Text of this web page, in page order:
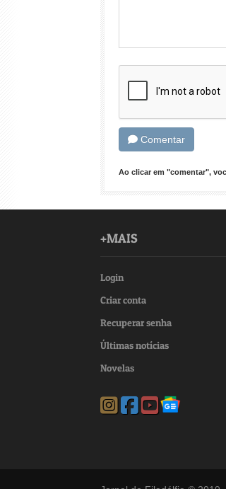
Comentar
Ao clicar em "comentar",
+MAIS
Login
Criar conta
Recuperar senha
Últimas notícias
Novelas